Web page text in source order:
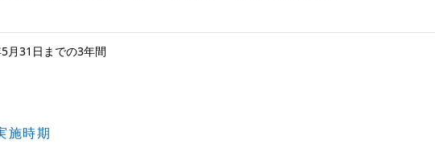
月31日までの3年間
施時期